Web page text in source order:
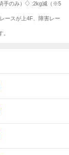
のみ）
:2kg減（※5
ースが上4F、障害レー